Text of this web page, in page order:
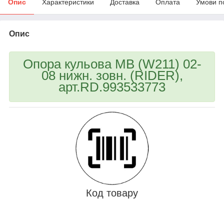
Опис Характеристики Доставка Оплата Умови
Опис
Опора кульова MB (W211) 02-
08 нижн. зовн. (RIDER),
арт.RD.993533773
Код товару